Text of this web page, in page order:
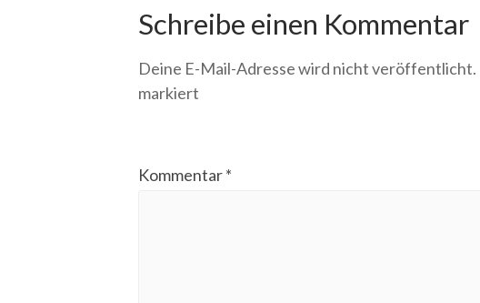
Schreibe einen Kommentar
Deine E-Mail-Adresse wird nicht veröffentlicht.
markiert
Kommentar*